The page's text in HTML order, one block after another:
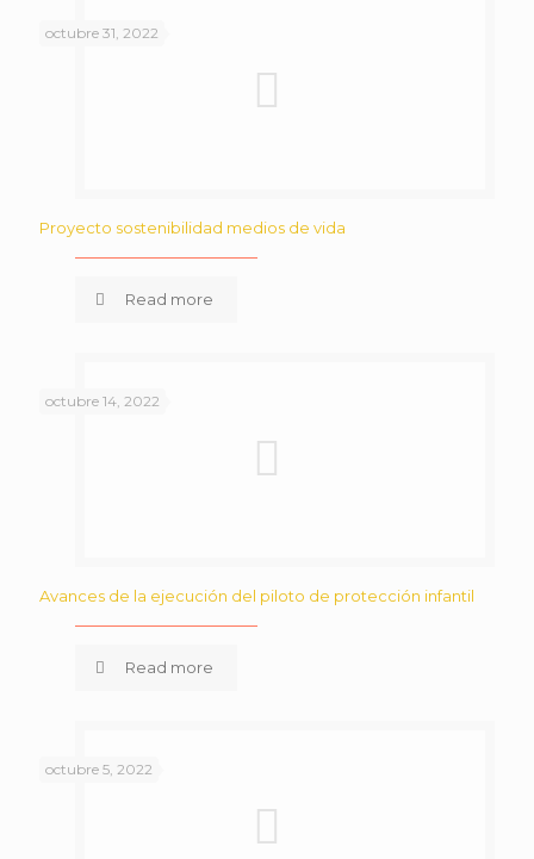
octubre 31, 2022
Proyecto sostenibilidad medios de vida
Read more
octubre 14, 2022
Avances de la ejecución del piloto de protección infantil
Read more
octubre 5, 2022